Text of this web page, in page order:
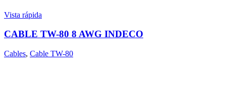
Vista rápida
CABLE TW-80 8 AWG INDECO
Cables, Cable TW-80